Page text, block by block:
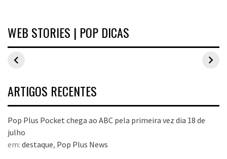
WEB STORIES | POP DICAS
Inspirações de
looks plus size
para o carnaval
Estilo Pop Plus:
looks plus size
As peças que
fizeram
ARTIGOS RECENTES
Pop Plus Pocket chega ao ABC pela primeira vez dia 18 de
julho
em: destaque, Pop Plus News